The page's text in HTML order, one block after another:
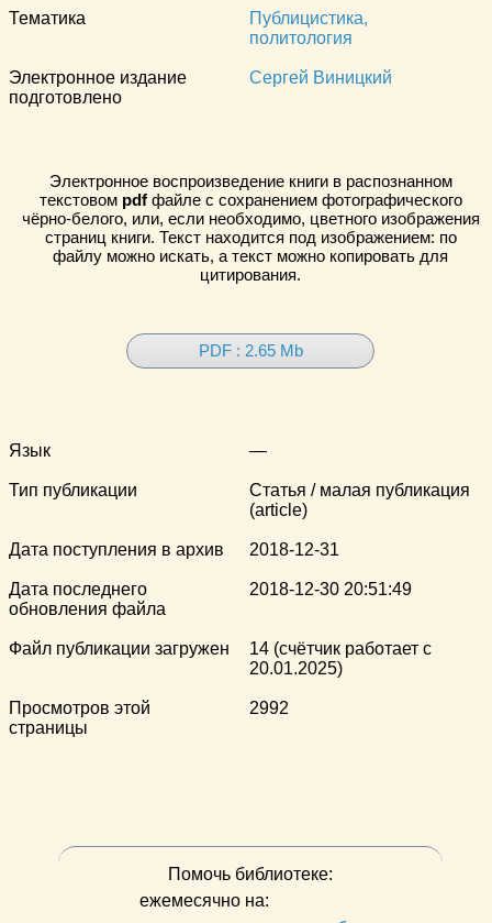
Тематика
Публицистика,
политология
Электронное издание
подготовлено
Сергей Виницкий
Электронное воспроизведение книги в распознанном
текстовом pdfфайле с сохранением фотографического
чёрно-белого, или, если необходимо, цветного изображения
страниц книги. Текст находится под изображением: по
файлу можно искать, а текст можно копировать для
цитирования.
PDF : 2.65 Mb
Язык —
Тип публикации
Статья / малая публикация
(article)
Дата поступления в архив 2018-12-31
Дата последнего
обновления файла
2018-12-30 20:51:49
Файл публикации загружен
14 (счётчик работает с
20.01.2025)
Просмотров этой
страницы
2992
Помочь библиотеке:
ежемесячно на: